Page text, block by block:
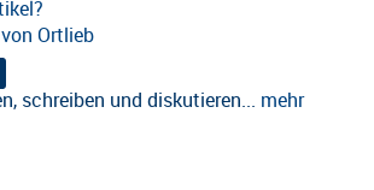
Ortlieb
schreiben und diskutieren... mehr